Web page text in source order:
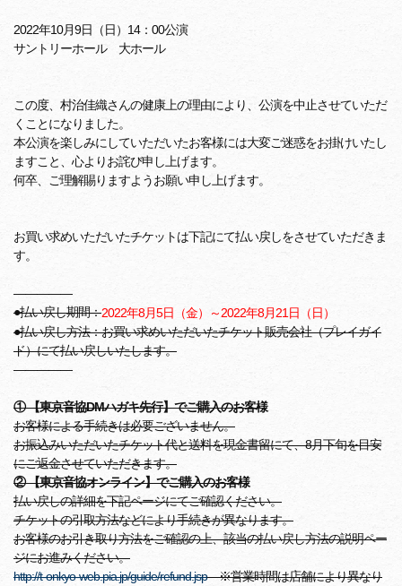
2022年10月9日（日）14：00公演
サントリーホール 大ホール
この度、村治佳織さんの健康上の理由により、公演を中止させていただ
くことになりました。
本公演を楽しみにしていただいたお客様には大変ご迷惑をお掛けいたし
ますこと、心よりお詫び申し上げます。
何卒、ご理解賜りますようお願い申し上げます。
お買い求めいただいたチケットは下記にて払い戻しをさせていただきま
す。
―――――
●払い戻し期間：2022年8月5日（金）～2022年8月21日（日）
●払い戻し方法：お買い求めいただいたチケット販売会社（プレイガイ
ド）にて払い戻しいたします。
―――――
① 【東京音協DMハガキ先行】でご購入のお客様
お客様による手続きは必要ございません。
お振込みいただいたチケット代と送料を現金書留にて、8月下旬を目安
にご返金させていただきます。
② 【東京音協オンライン】でご購入のお客様
払い戻しの詳細を下記ページにてご確認ください。
チケットの引取方法などにより手続きが異なります。
お客様のお引き取り方法をご確認の上、該当の払い戻し方法の説明ペー
ジにお進みください。
http://t-onkyo-web.pia.jp/guide/refund.jsp※営業時間は店舗により異なり